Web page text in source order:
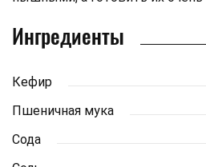
Ингредиенты
Кефир
Пшеничная мука
Сода